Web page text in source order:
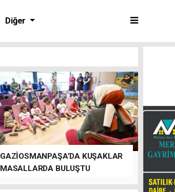
Diğer
GAZİOSMANPAŞA’DA KUŞAKLAR
MASALLARDA BULUŞTU